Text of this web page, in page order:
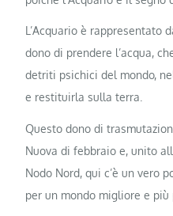
L’Acquario è rappresentato
dono di prendere l’acqua,
detriti psichici del mondo,
e restituirla sulla terra.
Questo dono di
Nuova di febbraio e, unito
Nodo Nord, qui c’è un vero
per un mondo migliore e più